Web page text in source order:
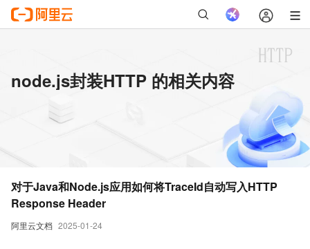
node.js封装HTTP 的相关内容
阿里云文档 2025-01-24
对于Java和Node.js应用如何将TraceId自动写入HTTP
Response Header